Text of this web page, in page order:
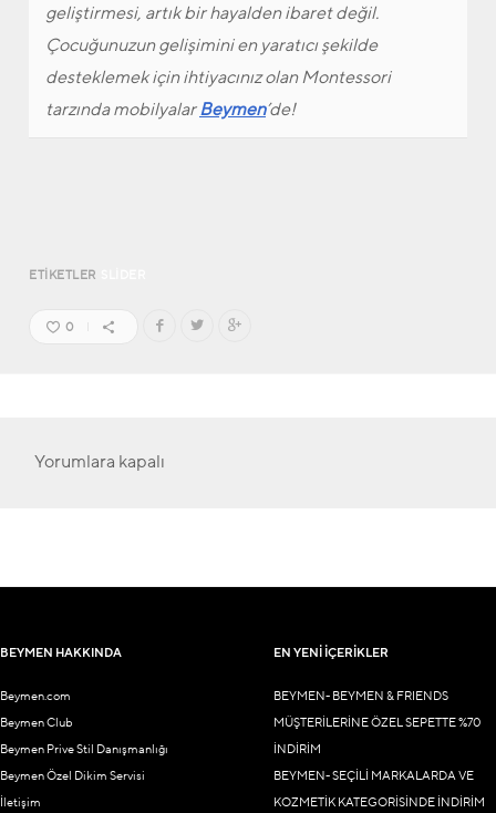
geliştirmesi, artık bir hayalden ibaret değil.
Çocuğunuzun gelişimini en yaratıcı şekilde
desteklemek için ihtiyacınız olan Montessori
tarzında mobilyalarBeymen’de!
ETIKETLER
0
Yorumlara kapalı
BEYMEN HAKKINDA
Beymen.com
Beymen Club
Beymen Prive Stil Danışmanlığı
Beymen Özel Dikim Servisi
İletişim
EN YENİ İÇERİKLER
BEYMEN- BEYMEN & FRIENDS
MÜŞTERİLERİNE ÖZEL SEPETTE %70
İNDİRİM
BEYMEN- SEÇİLİ MARKALARDA VE
KOZMETİK KATEGORİSİNDE İNDİRİM